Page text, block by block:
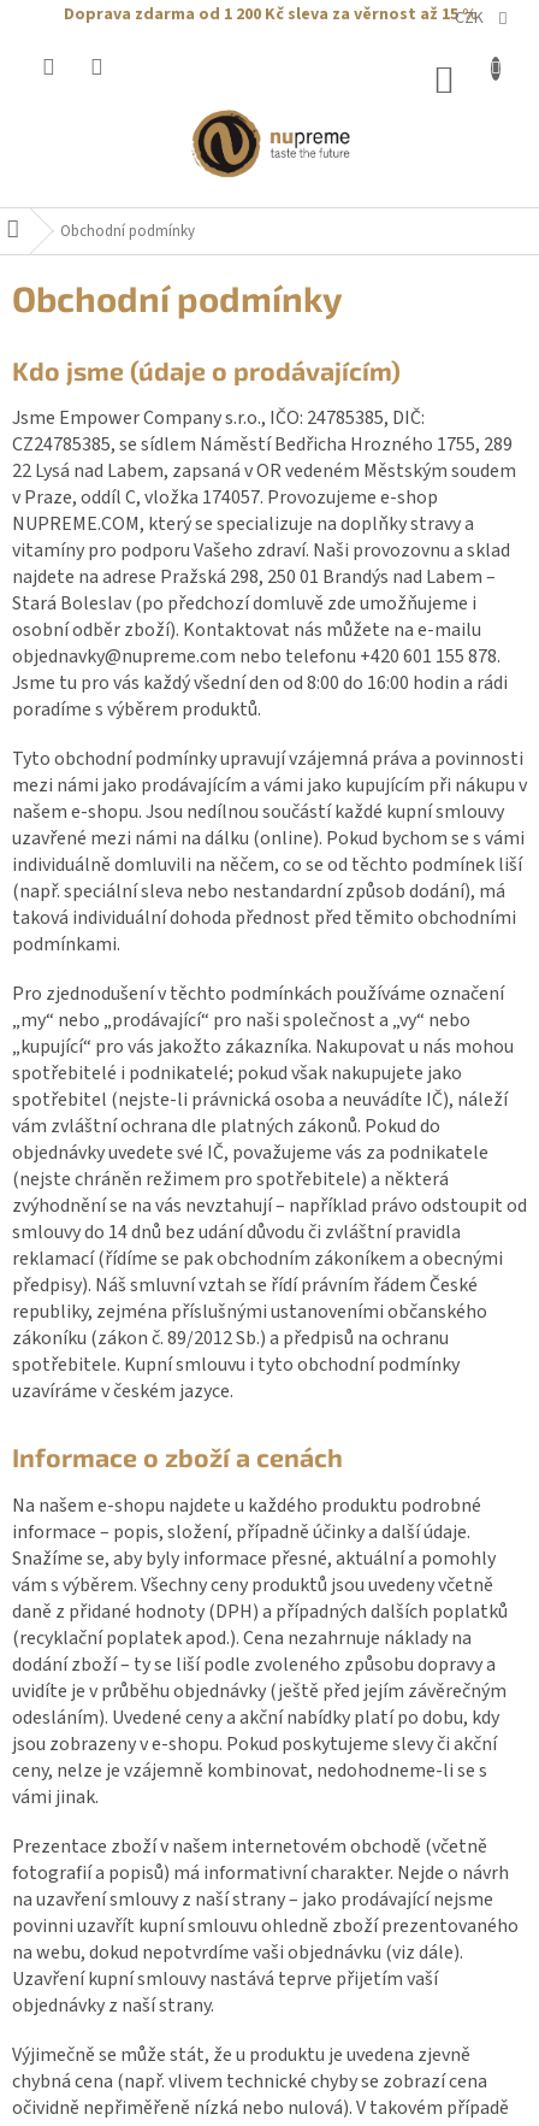
Doprava zdarma od 1 200 Kčsleva za věrnost až 15 %
CZK
DomůObchodní podmínky
Obchodní podmínky
Kdo jsme (údaje o prodávajícím)
Jsme Empower Company s.r.o., IČO: 24785385, DIČ:
CZ24785385, se sídlem Náměstí Bedřicha Hrozného 1755, 289
22 Lysá nad Labem, zapsaná v OR vedeném Městským soudem
v Praze, oddíl C, vložka 174057. Provozujeme e-shop
NUPREME.COM, který se specializuje na doplňky stravy a
vitamíny pro podporu Vašeho zdraví. Naši provozovnu a sklad
najdete na adrese Pražská 298, 250 01 Brandýs nad Labem –
Stará Boleslav (po předchozí domluvě zde umožňujeme i
osobní odběr zboží). Kontaktovat nás můžete na e-mailu
objednavky@nupreme.com nebo telefonu +420 601 155 878.
Jsme tu pro vás každý všední den od 8:00 do 16:00 hodin a rádi
poradíme s výběrem produktů.
Tyto obchodní podmínky upravují vzájemná práva a povinnosti
mezi námi jako prodávajícím a vámi jako kupujícím při nákupu v
našem e-shopu. Jsou nedílnou součástí každé kupní smlouvy
uzavřené mezi námi na dálku (online). Pokud bychom se s vámi
individuálně domluvili na něčem, co se od těchto podmínek liší
(např. speciální sleva nebo nestandardní způsob dodání), má
taková individuální dohoda přednost před těmito obchodními
podmínkami.
Pro zjednodušení v těchto podmínkách používáme označení
„my“ nebo „prodávající“ pro naši společnost a „vy“ nebo
„kupující“ pro vás jakožto zákazníka. Nakupovat u nás mohou
spotřebitelé i podnikatelé; pokud však nakupujete jako
spotřebitel (nejste-li právnická osoba a neuvádíte IČ), náleží
vám zvláštní ochrana dle platných zákonů. Pokud do
objednávky uvedete své IČ, považujeme vás za podnikatele
(nejste chráněn režimem pro spotřebitele) a některá
zvýhodnění se na vás nevztahují – například právo odstoupit od
smlouvy do 14 dnů bez udání důvodu či zvláštní pravidla
reklamací (řídíme se pak obchodním zákoníkem a obecnými
předpisy). Náš smluvní vztah se řídí právním řádem České
republiky, zejména příslušnými ustanoveními občanského
zákoníku (zákon č. 89/2012 Sb.) a předpisů na ochranu
spotřebitele. Kupní smlouvu i tyto obchodní podmínky
uzavíráme v českém jazyce.
Informace o zboží a cenách
Na našem e-shopu najdete u každého produktu podrobné
informace – popis, složení, případně účinky a další údaje.
Snažíme se, aby byly informace přesné, aktuální a pomohly
vám s výběrem. Všechny ceny produktů jsou uvedeny včetně
daně z přidané hodnoty (DPH) a případných dalších poplatků
(recyklační poplatek apod.). Cena nezahrnuje náklady na
dodání zboží – ty se liší podle zvoleného způsobu dopravy a
uvidíte je v průběhu objednávky (ještě před jejím závěrečným
odesláním). Uvedené ceny a akční nabídky platí po dobu, kdy
jsou zobrazeny v e-shopu. Pokud poskytujeme slevy či akční
ceny, nelze je vzájemně kombinovat, nedohodneme-li se s
vámi jinak.
Prezentace zboží v našem internetovém obchodě (včetně
fotografií a popisů) má informativní charakter. Nejde o návrh
na uzavření smlouvy z naší strany – jako prodávající nejsme
povinni uzavřít kupní smlouvu ohledně zboží prezentovaného
na webu, dokud nepotvrdíme vaši objednávku (viz dále).
Uzavření kupní smlouvy nastává teprve přijetím vaší
objednávky z naší strany.
Výjimečně se může stát, že u produktu je uvedena zjevně
chybná cena (např. vlivem technické chyby se zobrazí cena
očividně nepřiměřeně nízká nebo nulová). V takovém případě